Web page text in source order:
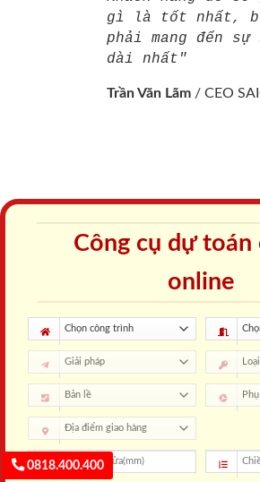
gì là tốt nhất,
phải mang đến
dài nhất"
Trần Văn Lãm / CEO
Công cụ dự toán
online
0818.400.400